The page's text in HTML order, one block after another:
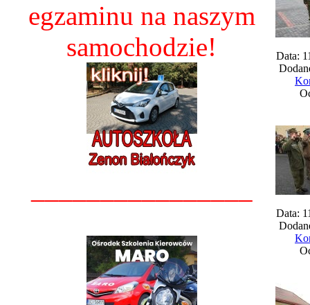
egzaminu na naszym
samochodzie!
Data:
Data: